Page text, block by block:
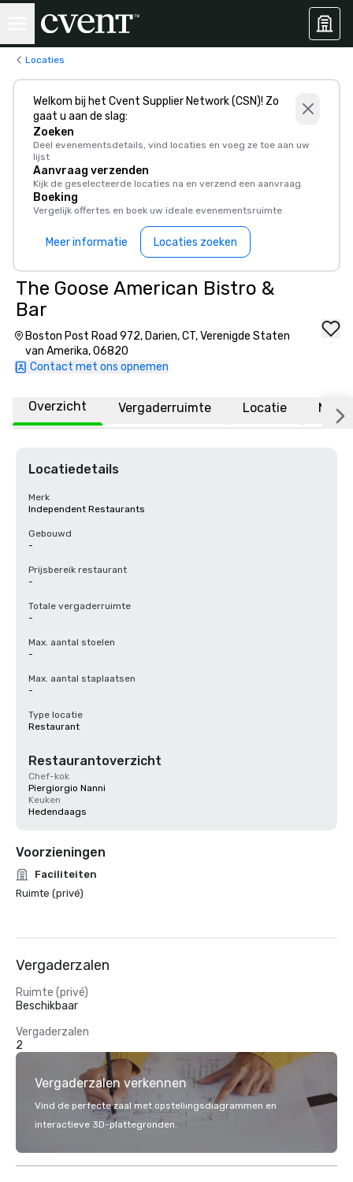
Locaties
Welkom bij het Cvent Supplier Network (CSN)! Zo
gaat u aan de slag:
Zoeken
Deel evenementsdetails, vind locaties en voeg ze toe aan uw
lijst
Aanvraag verzenden
Kijk de geselecteerde locaties na en verzend een aanvraag
Boeking
Vergelijk offertes en boek uw ideale evenementsruimte
Meer informatie Locaties zoeken
The Goose American Bistro &
Bar
Boston Post Road 972, Darien, CT, Verenigde Staten
van Amerika, 06820
Contact met ons opnemen
Overzicht Vergaderruimte Locatie Meer
Locatiedetails
Merk
Independent Restaurants
Gebouwd
-
Prijsbereik restaurant
-
Totale vergaderruimte
-
Max. aantal stoelen
-
Max. aantal staplaatsen
-
Type locatie
Restaurant
Restaurantoverzicht
Chef-kok
Piergiorgio Nanni
Keuken
Hedendaags
Voorzieningen
Faciliteiten
Ruimte (privé)
Vergaderzalen
Ruimte (privé)
Beschikbaar
Vergaderzalen
2
Vergaderzalen verkennen
Vind de perfecte zaal met opstellingsdiagrammen en
interactieve 3D-plattegronden.